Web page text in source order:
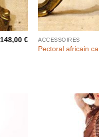
148,00€ ACCESSOIRES
Pectoral africain